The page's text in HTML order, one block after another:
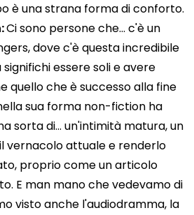
è una strana forma di conforto.
Ci sono persone che... c'è un
dove c'è questa incredibile
essere soli e avere
quello che è successo alla fine
sua forma non-fiction ha
sorta di... un'intimità matura, un
vernacolo attuale e renderlo
proprio come un articolo
E man mano che vedevamo di
visto anche l'audiodramma, la